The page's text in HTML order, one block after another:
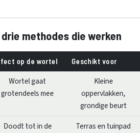
methodes die werken
op de wortel Geschikt voor
Wortel gaat
grotendeels mee
Kleine
oppervlakken,
grondige beurt
Doodt tot in de
Terras en tuinpad